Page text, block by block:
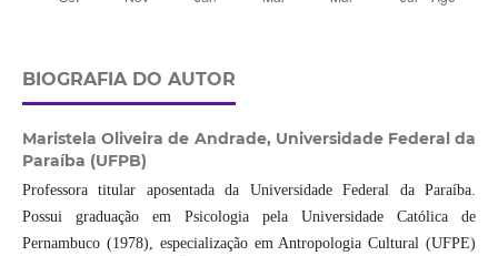
BIOGRAFIA DO AUTOR
Maristela Oliveira de Andrade, Universidade Federal da
Paraíba (UFPB)
Professora titular aposentada da Universidade Federal da Paraíba.
Possui graduação em Psicologia pela Universidade Católica de
Pernambuco (1978), especialização em Antropologia Cultural (UFPE)